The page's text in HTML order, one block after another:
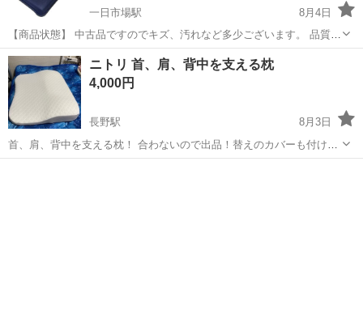
一日市場駅
8月4日
【商品状態】 中古品ですのでキズ、汚れなど多少ございます。 品質タ
グが切り取られています。お写真にてご確認下さい。 【実寸約】 幅
390mm × 奥行480mm × 高さ410mm 座面90mm 現在店...
長野 安曇野市 一日市場駅 椅子
ニトリ 首、肩、背中を支える枕
4,000円
長野駅
8月3日
首、肩、背中を支える枕！ 合わないので出品！替えのカバーも付けま
す！ セットで7千円以上で購入しました！